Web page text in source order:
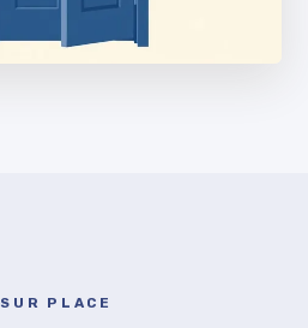
SUR PLACE